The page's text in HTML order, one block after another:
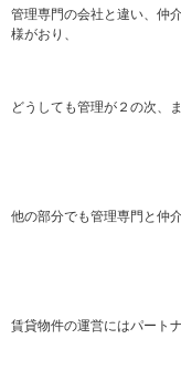
管理専門の会社と違い、仲
様がおり、
どうしても管理が２の次、
他の部分でも管理専門と仲
賃貸物件の運営にはパート